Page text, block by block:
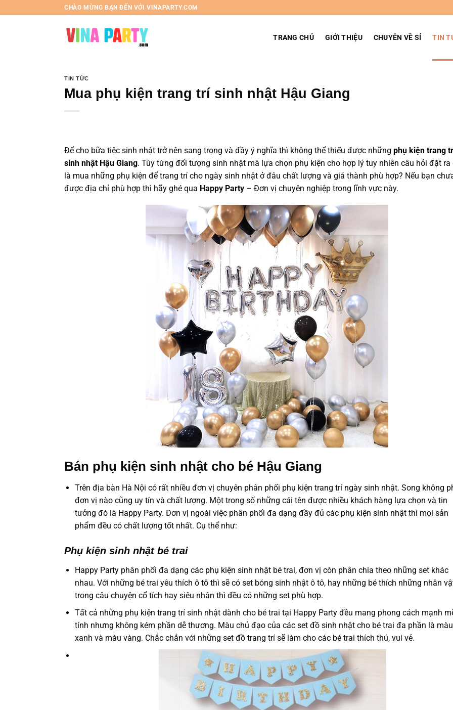
đến
CHÀO MỪNG BẠN ĐẾN VỚI VINAPARTY.COM
TRANG CHỦ GIỚI THIỆU CHUYÊN VỀ SỈ TIN
TIN TỨC
Mua phụ kiện trang trí sinh nhật Hậu Giang
Để cho bữa tiệc sinh nhật trở nên sang trọng và đầy ý nghĩa thì không thể thiếu được những phụ kiện trang
sinh nhật Hậu Giang. Tùy từng đối tượng sinh nhật mà lựa chọn phụ kiện cho hợp lý tuy nhiên câu hỏi đặt ra
là mua những phụ kiện để trang trí cho ngày sinh nhật ở đâu chất lượng và giá thành phù hợp? Nếu bạn
được địa chỉ phù hợp thì hãy ghé qua Happy Party – Đơn vị chuyên nghiệp trong lĩnh vực này.
Bán phụ kiện sinh nhật cho bé Hậu Giang
Trên địa bàn Hà Nội có rất nhiều đơn vị chuyên phân phối phụ kiện trang trí ngày sinh nhật. Song không
đơn vị nào cũng uy tín và chất lượng. Một trong số những cái tên được nhiều khách hàng lựa chọn và tin
tưởng đó là Happy Party. Đơn vị ngoài việc phân phối đa dạng đầy đủ các phụ kiện sinh nhậtthì mọi sản
phẩm đều có chất lượng tốt nhất. Cụ thể như:
Phụ kiện sinh nhật bé trai
Happy Partyphân phối đa dạng các phụ kiện sinh nhậtbé trai, đơn vị còn phân chia theo những set khác
nhau. Với những bé trai yêu thích ô tô thì sẽ có set bóng sinh nhật ô tô, hay những bé thích những nhân
trong câu chuyện cổ tích hay siêu nhân thì đều có những set phù hợp.
Tất cả những phụ kiện trang trí sinh nhật dành cho bé trai tại Happy Partyđều mang phong cách mạnh
tính nhưng không kém phần dễ thương. Màu chủ đạo của các set đồ sinh nhật cho bé trai đa phần là màu
xanh và màu vàng. Chắc chắn với những set đồ trang trí sẽ làm cho các bé trai thích thú, vui vẻ.